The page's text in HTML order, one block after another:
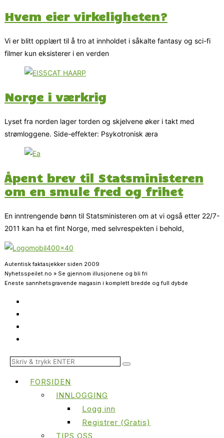
Hvem eier virkeligheten?
Vi er blitt opplært til å tro at innholdet i såkalte fantasy og sci-fi
filmer kun eksisterer i en verden
Norge i værkrig
Lyset fra norden lager torden og skjelvene øker i takt med
strømloggene. Side-effekter: Psykotronisk æra
Åpent brev til Statsministeren
om en smule fred og frihet
En inntrengende bønn til Statsministeren om at vi også etter 22/7-
2011 kan ha et fint Norge, med selvrespekten i behold,
Autentisk faktasjekker siden 2009
Nyhetsspeilet.no » Se gjennom illusjonene og bli fri
Eneste sannhetsgravende magasin i komplett bredde og full dybde
FORSIDEN
INNLOGGING
Logg inn
Registrer (Gratis)
TIPS OSS